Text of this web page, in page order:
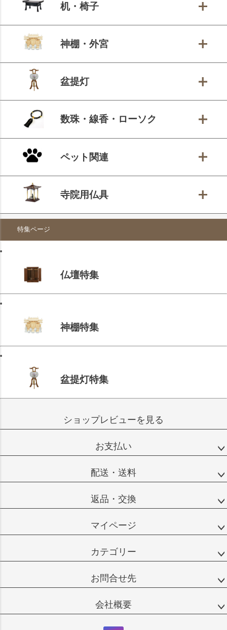
机・椅子
神棚・外宮
盆提灯
数珠・線香・ローソク
ペット関連
寺院用仏具
特集ページ
仏壇特集
神棚特集
盆提灯特集
ショップレビューを見る
お支払い
配送・送料
返品・交換
マイページ
カテゴリー
お問合せ先
会社概要